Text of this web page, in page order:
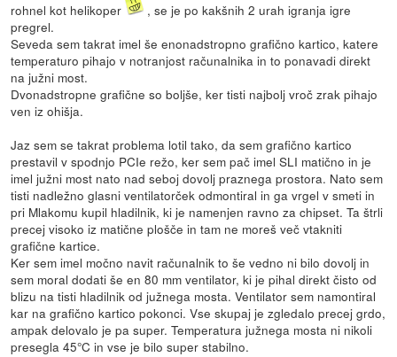
rohnel kot helikoper
, se je po kakšnih 2 urah igranja igre
pregrel.
Seveda sem takrat imel še enonadstropno grafično kartico, katere
temperaturo pihajo v notranjost računalnika in to ponavadi direkt
na južni most.
Dvonadstropne grafične so boljše, ker tisti najbolj vroč zrak pihajo
ven iz ohišja.
Jaz sem se takrat problema lotil tako, da sem grafično kartico
prestavil v spodnjo PCIe režo, ker sem pač imel SLI matično in je
imel južni most nato nad seboj dovolj praznega prostora. Nato sem
tisti nadležno glasni ventilatorček odmontiral in ga vrgel v smeti in
pri Mlakomu kupil hladilnik, ki je namenjen ravno za chipset. Ta štrli
precej visoko iz matične plošče in tam ne moreš več vtakniti
grafične kartice.
Ker sem imel močno navit računalnik to še vedno ni bilo dovolj in
sem moral dodati še en 80 mm ventilator, ki je pihal direkt čisto od
blizu na tisti hladilnik od južnega mosta. Ventilator sem namontiral
kar na grafično kartico pokonci. Vse skupaj je zgledalo precej grdo,
ampak delovalo je pa super. Temperatura južnega mosta ni nikoli
presegla 45°C in vse je bilo super stabilno.